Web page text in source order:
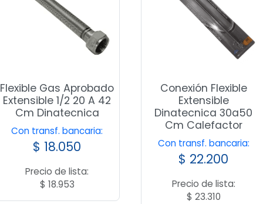
Flexible Gas Aprobado
Extensible 1/2 20 A 42
Cm Dinatecnica
Con transf. bancaria:
$ 18.050
Precio de lista:
$ 18.953
Conexión Flexible
Extensible
Dinatecnica 30a50
Cm Calefactor
Con transf. bancaria:
$ 22.200
Precio de lista:
$ 23.310